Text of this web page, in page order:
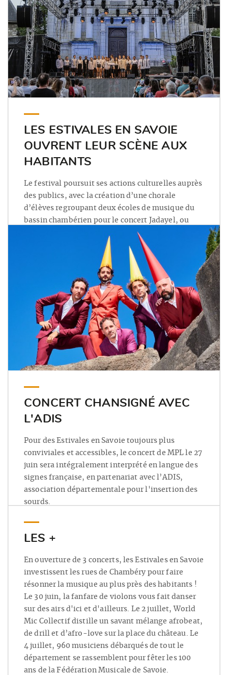
LES ESTIVALES EN SAVOIE
OUVRENT LEUR SCÈNE AUX
HABITANTS
Le festival poursuit ses actions culturelles auprès
des publics, avec la création d’une chorale
d’élèves regroupant deux écoles de musique du
bassin chambérien pour le concert Jadayel, ou
encore des ateliers de percussions corporelles
pour des mineurs non accompagnés animés par
Karim Dabo. Pour ces deux projets, les
participants seront invités à monter sur la scène
des Estivales en Savoie.
CONCERT CHANSIGNÉ AVEC
L'ADIS
Pour des Estivales en Savoie toujours plus
conviviales et accessibles, le concert de MPL le 27
juin sera intégralement interprété en langue des
signes française, en partenariat avec l’ADIS,
association départementale pour l'insertion des
sourds.
LES +
En ouverture de 3 concerts, les Estivales en Savoie
investissent les rues de Chambéry pour faire
résonner la musique au plus près des habitants !
Le 30 juin, la fanfare de violons vous fait danser
sur des airs d'ici et d'ailleurs. Le 2 juillet, World
Mic Collectif distille un savant mélange afrobeat,
de drill et d’afro-love sur la place du château. Le
4 juillet, 960 musiciens débarqués de tout le
département se rassemblent pour fêter les 100
ans de la Fédération Musicale de Savoie.